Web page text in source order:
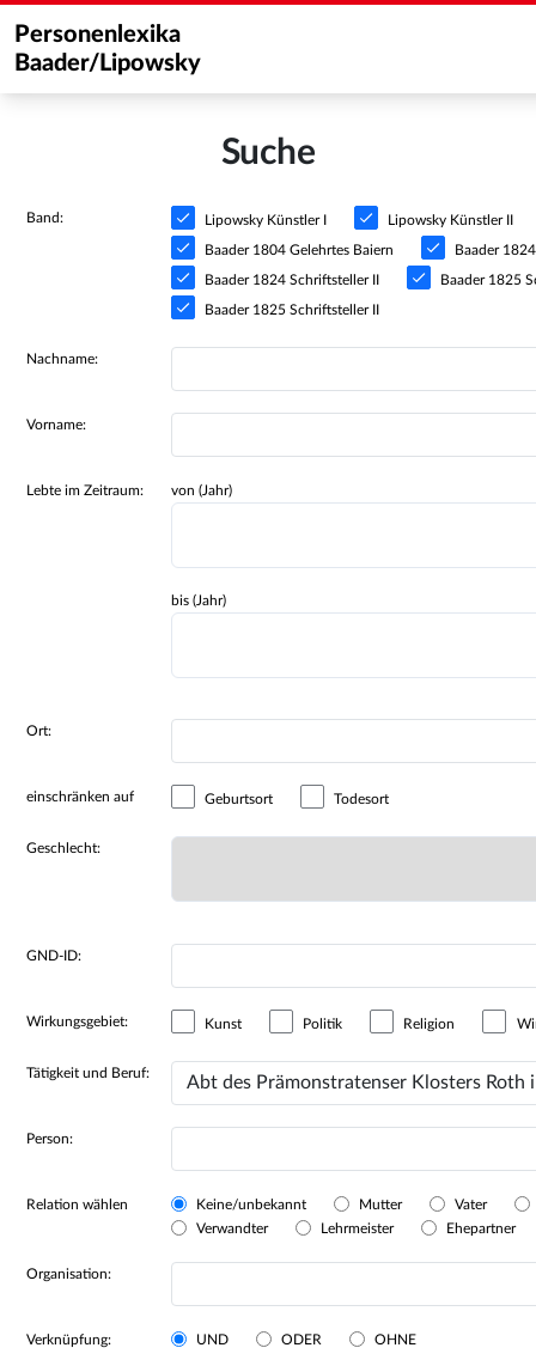
Personenlexika
Baader/Lipowsky
Suche
Band: Lipowsky Künstler I Lipowsky Künstler II
Baader 1804 Gelehrtes Baiern Baader
Baader 1824 Schriftsteller II Baader 1825
Baader 1825 Schriftsteller II
Nachname:
Vorname:
Lebte im Zeitraum: von (Jahr)
bis (Jahr)
Ort:
einschränken auf Geburtsort Todesort
Geschlecht:
GND-ID:
Wirkungsgebiet: Kunst Politik Religion
Tätigkeit und Beruf:
Person:
Relation wählen Keine/unbekannt Mutter
Vater
Verwandter
Lehrmeister Ehepartner
Organisation:
Verknüpfung: UND ODER OHNE